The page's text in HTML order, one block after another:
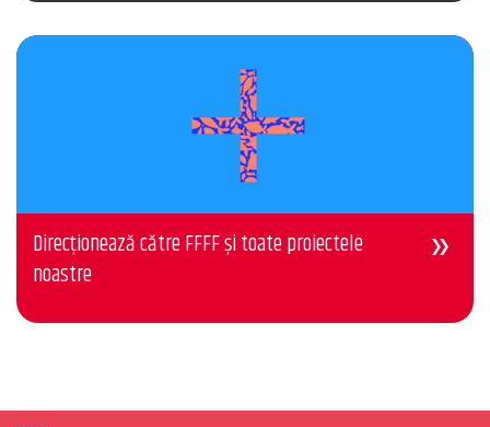
Direcționează către FFFF și toate proiectele
noastre